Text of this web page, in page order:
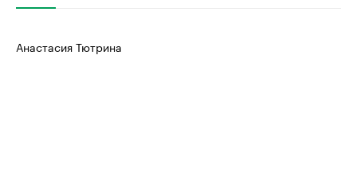
Анастасия Тютрина